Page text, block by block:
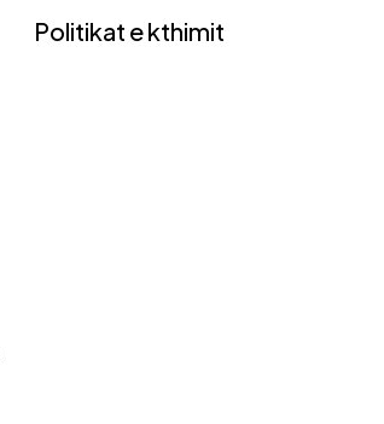
Politikat e kthimit